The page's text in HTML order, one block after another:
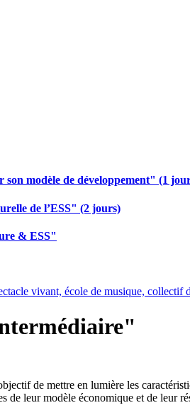
modèle de développement" (1
de l’ESS" (2 jours)
& ESS"
vivant, école de musique, collectif
de mettre en lumière les
de leur modèle économique et de leur